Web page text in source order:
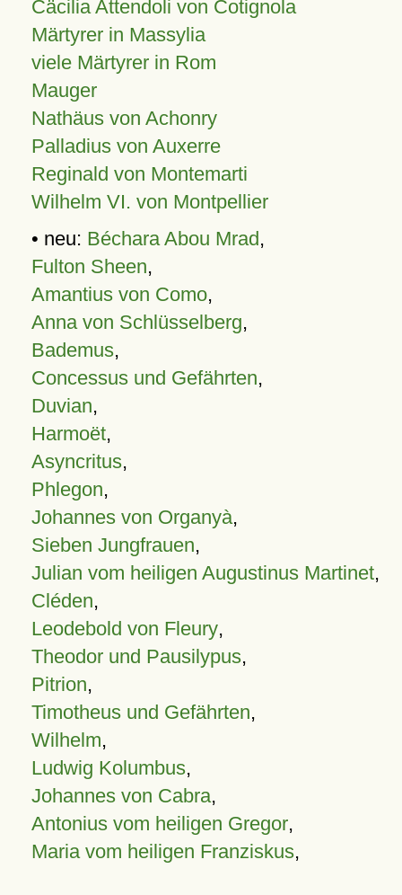
Cäcilia Attendoli von Cotignola
Märtyrer in Massylia
viele Märtyrer in Rom
Mauger
Nathäus von Achonry
Palladius von Auxerre
Reginald von Montemarti
Wilhelm VI. von Montpellier
• neu: Béchara Abou Mrad,
Fulton Sheen,
Amantius von Como,
Anna von Schlüsselberg,
Bademus,
Concessus und Gefährten,
Duvian,
Harmoët,
Asyncritus,
Phlegon,
Johannes von Organyà,
Sieben Jungfrauen,
Julian vom heiligen Augustinus Martinet,
Cléden,
Leodebold von Fleury,
Theodor und Pausilypus,
Pitrion,
Timotheus und Gefährten,
Wilhelm,
Ludwig Kolumbus,
Johannes von Cabra,
Antonius vom heiligen Gregor,
Maria vom heiligen Franziskus,